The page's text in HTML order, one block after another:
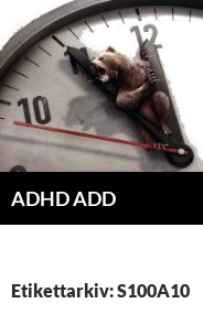
Hoppa
till
innehåll
ADHD ADD
Etikettarkiv: S100A10